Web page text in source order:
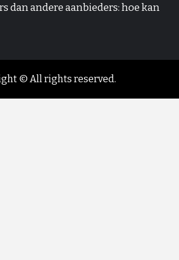
dan andere aanbieders: hoe kan
© All rights reserved.